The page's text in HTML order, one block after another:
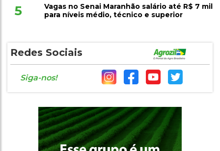
para níveis médio, técnico e superior
Redes Sociais
Siga-nos!